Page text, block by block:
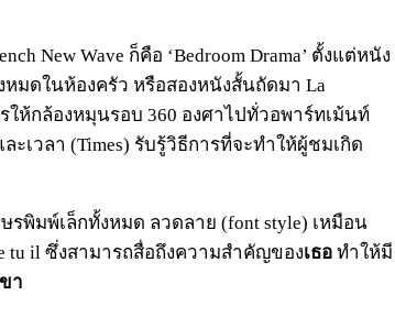
New Wave ก็คือ ‘Bedroom Drama’ ตั้งแต่หนัง
งหมดในห้องครัว หรือสองหนังสั้นถัดมา La
ให้กล้องหมุนรอบ 360 องศาไปทั่วอพาร์ทเม้นท์
เวลา (Times) รับรู้วิธีการที่จะทำให้ผู้ชมเกิด
รพิมพ์เล็กทั้งหมด ลวดลาย (font style) เหมือน
tu il ซึ่งสามารถสื่อถึงความสำคัญของเธอ ทำให้มี
า